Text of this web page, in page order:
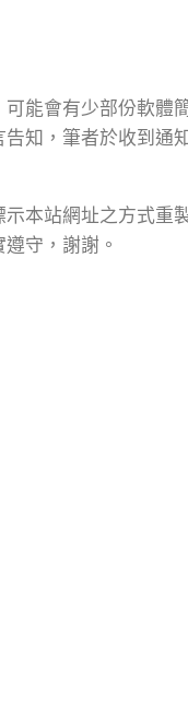
能會有少部份軟體
知，筆者於收到通
本站網址之方式重
守，謝謝。